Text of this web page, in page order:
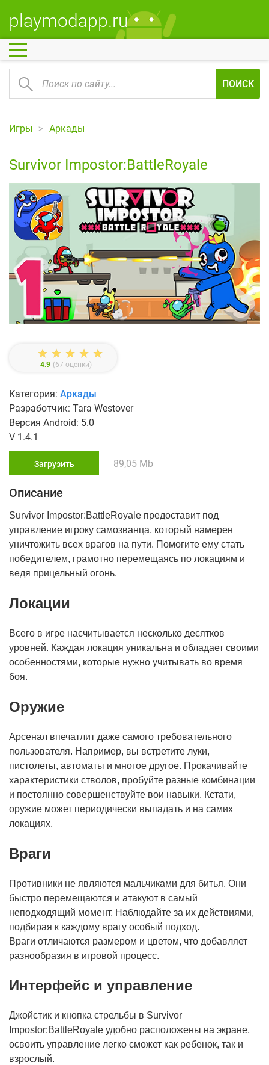
playmodapp.ru
ПОИСК
Игры Аркады
Survivor Impostor:BattleRoyale
4.9 (67 оценки)
Категория: Аркады
Разработчик: Tara Westover
Версия Android: 5.0
V 1.4.1
Загрузить 89,05 Mb
Описание
Survivor Impostor:BattleRoyale предоставит под
управление игроку самозванца, который намерен
уничтожить всех врагов на пути. Помогите ему стать
победителем, грамотно перемещаясь по локациям и
ведя прицельный огонь.
Локации
Всего в игре насчитывается несколько десятков
уровней. Каждая локация уникальна и обладает своими
особенностями, которые нужно учитывать во время
боя.
Оружие
Арсенал впечатлит даже самого требовательного
пользователя. Например, вы встретите луки,
пистолеты, автоматы и многое другое. Прокачивайте
характеристики стволов, пробуйте разные комбинации
и постоянно совершенствуйте вои навыки. Кстати,
оружие может периодически выпадать и на самих
локациях.
Враги
Противники не являются мальчиками для битья. Они
быстро перемещаются и атакуют в самый
неподходящий момент. Наблюдайте за их действиями,
подбирая к каждому врагу особый подход.
Враги отличаются размером и цветом, что добавляет
разнообразия в игровой процесс.
Интерфейс и управление
Джойстик и кнопка стрельбы в Survivor
Impostor:BattleRoyale удобно расположены на экране,
освоить управление легко сможет как ребенок, так и
взрослый.